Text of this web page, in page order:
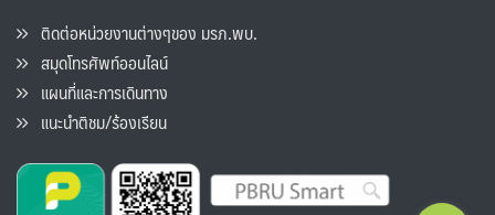
ติดต่อหน่วยงานต่างๆของ มรภ.พบ.
สมุดโทรศัพท์ออนไลน์
แผนที่และการเดินทาง
แนะนำติชม/ร้องเรียน